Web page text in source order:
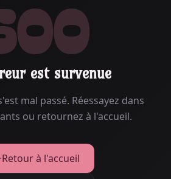
est survenue
mal passé. Réessayez dans
ou retournez à l'accueil.
Retour à l'accueil